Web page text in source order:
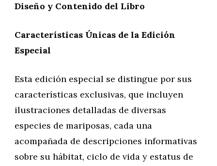
Diseño y Contenido del Libro
Características Únicas de la Edición
Especial
Esta edición especial se distingue por sus
características exclusivas, que incluyen
ilustraciones detalladas de diversas
especies de mariposas, cada una
acompañada de descripciones informativas
sobre su hábitat, ciclo de vida y estatus de